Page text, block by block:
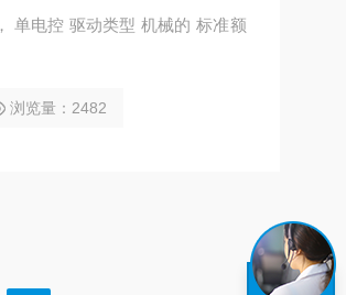
浏览量：2482